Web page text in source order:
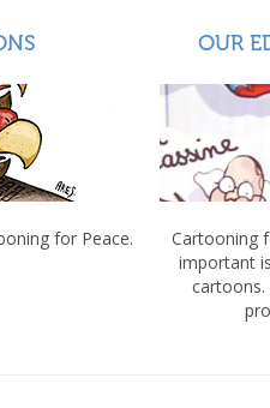
for Peace.
OUR
Cartooning
important
cartoons.